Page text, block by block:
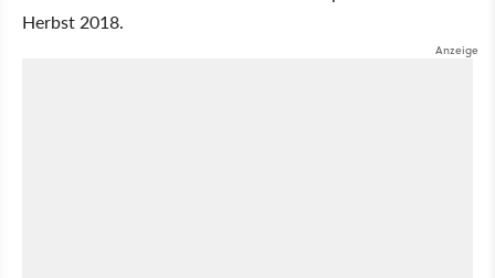
Herbst 2018.